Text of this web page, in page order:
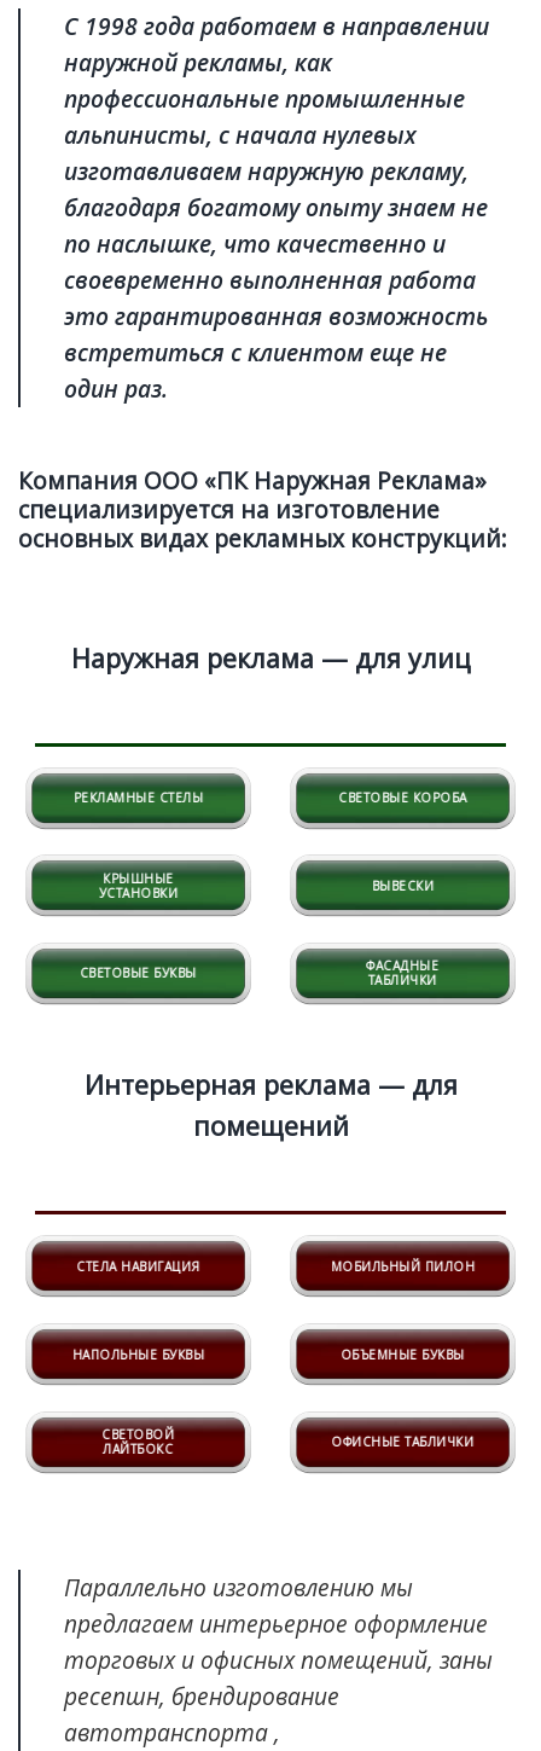
С 1998 года работаем в направлении
наружной рекламы, как
профессиональные промышленные
альпинисты, с начала нулевых
изготавливаем наружную рекламу,
благодаря богатому опыту знаем не
по наслышке, что качественно и
своевременно выполненная работа
это гарантированная возможность
встретиться с клиентом еще не
один раз.
Компания ООО «ПК Наружная Реклама»
специализируется на изготовление
основных видах рекламных конструкций:
Наружная реклама — для улиц
РЕКЛАМНЫЕ СТЕЛЫ СВЕТОВЫЕ КОРОБА
КРЫШНЫЕ
УСТАНОВКИ
ВЫВЕСКИ
СВЕТОВЫЕ БУКВЫ
ФАСАДНЫЕ
ТАБЛИЧКИ
Интерьерная реклама — для
помещений
СТЕЛА НАВИГАЦИЯ МОБИЛЬНЫЙ ПИЛОН
НАПОЛЬНЫЕ БУКВЫ ОБЪЕМНЫЕ БУКВЫ
СВЕТОВОЙ
ЛАЙТБОКС
ОФИСНЫЕ ТАБЛИЧКИ
Параллельно изготовлению мы
предлагаем интерьерное оформление
торговых и офисных помещений, заны
ресепшн, брендирование
автотранспорта ,